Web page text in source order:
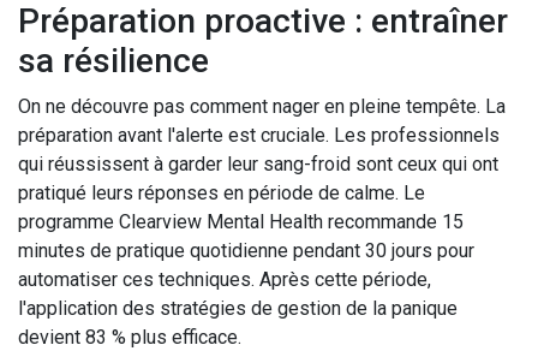
Préparation proactive : entraîner
sa résilience
On ne découvre pas comment nager en pleine tempête. La
préparation avant l'alerte est cruciale. Les professionnels
qui réussissent à garder leur sang-froid sont ceux qui ont
pratiqué leurs réponses en période de calme. Le
programme Clearview Mental Health recommande 15
minutes de pratique quotidienne pendant 30 jours pour
automatiser ces techniques. Après cette période,
l'application des stratégies de gestion de la panique
devient 83 % plus efficace.